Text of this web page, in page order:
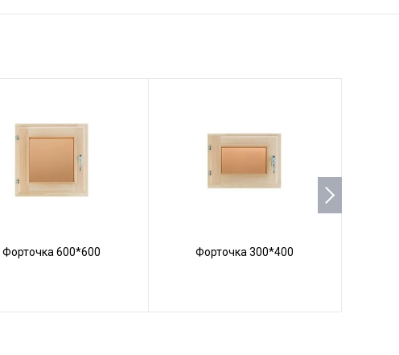
Форточка 600*600 Форточка 300*400